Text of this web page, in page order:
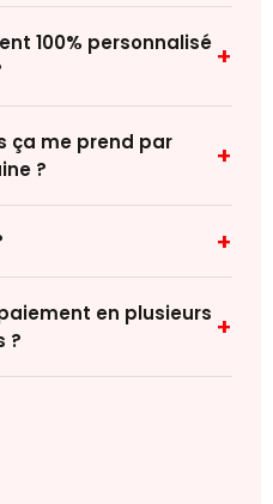
100% personnalisé +
ça me prend par
?
+
+
en plusieurs
?
+